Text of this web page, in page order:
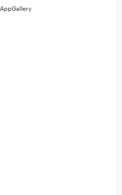
AppGallery